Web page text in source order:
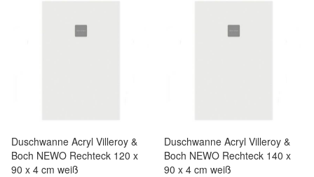
Duschwanne Acryl Villeroy &
Boch NEWO Rechteck 120 x
90 x 4 cm weiß
Duschwanne Acryl Villeroy &
Boch NEWO Rechteck 140 x
90 x 4 cm weiß